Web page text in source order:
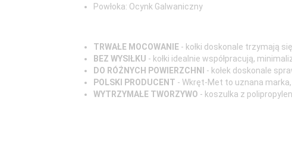
Powłoka: Ocynk Galwaniczny
TRWAŁE MOCOWANIE - kołki doskonale trzymają
BEZ WYSIŁKU - kołki idealnie współpracują,
DO RÓŻNYCH POWIERZCHNI
- kołek doskonale
POLSKI PRODUCENT - Wkręt-Met to uznana
WYTRZYMAŁE TWORZYWO - koszulka z